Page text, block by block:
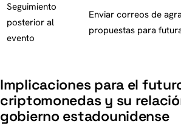
Seguimiento
posterior al
evento
Enviar correos de
propuestas para
Implicaciones para el
criptomonedas y su
gobierno estadounidense